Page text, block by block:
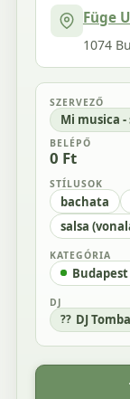
Füge
1074
SZERVEZŐ
Mi musica -
BELÉPŐ
0 Ft
STÍLUSOK
bachata
salsa
KATEGÓRIA
DJ
DJ